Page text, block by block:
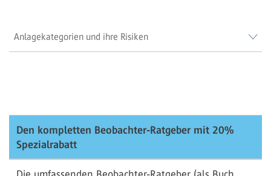
Anlagekategorien und ihre Risiken
Den kompletten Beobachter-Ratgeber mit 20%
Spezialrabatt